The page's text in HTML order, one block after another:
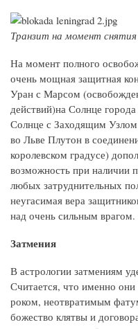
Транзит на момент
На момент полного
очень мощная защитная
Уран с Марсом
действий)на Солнце
Солнце с Заходящим
во Льве Плутон в
королевском градусе)
возможность при наличии
любых затруднительных
неугасимая вера
над очень сильным врагом.
Затмения
В астрологии затмениям
Считается, что именно они
роком, неотвратимым
божество клятвы и